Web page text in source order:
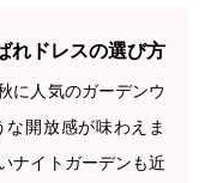
れドレスの選び方
に人気のガーデンウ
開放感が味わえま
ナイトガーデンも近